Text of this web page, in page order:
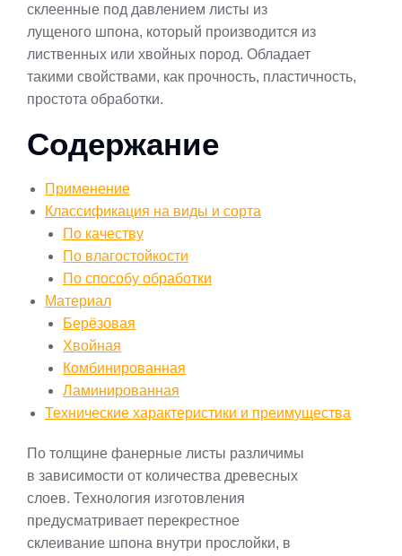
склеенные под давлением листы из
лущеного шпона, который производится из
лиственных или хвойных пород. Обладает
такими свойствами, как прочность, пластичность,
простота обработки.
Содержание
Применение
Классификация на виды и сорта
По качеству
По влагостойкости
По способу обработки
Материал
Берёзовая
Хвойная
Комбинированная
Ламинированная
Технические характеристики и преимущества
По толщине фанерные листы различимы
в зависимости от количества древесных
слоев. Технология изготовления
предусматривает перекрестное
склеивание шпона внутри прослойки, в